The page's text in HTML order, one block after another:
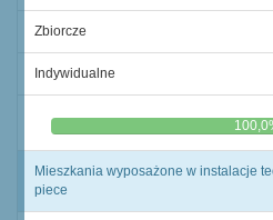
Zbiorcze
Indywidualne
0,0%
Mieszkania wyposażone w instalacje
piece